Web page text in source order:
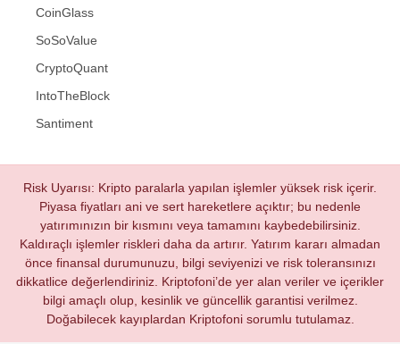
CoinGlass
SoSoValue
CryptoQuant
IntoTheBlock
Santiment
Risk Uyarısı: Kripto paralarla yapılan işlemler yüksek risk içerir.
Piyasa fiyatları ani ve sert hareketlere açıktır; bu nedenle
yatırımınızın bir kısmını veya tamamını kaybedebilirsiniz.
Kaldıraçlı işlemler riskleri daha da artırır. Yatırım kararı almadan
önce finansal durumunuzu, bilgi seviyenizi ve risk toleransınızı
dikkatlice değerlendiriniz. Kriptofoni’de yer alan veriler ve içerikler
bilgi amaçlı olup, kesinlik ve güncellik garantisi verilmez.
Doğabilecek kayıplardan Kriptofoni sorumlu tutulamaz.